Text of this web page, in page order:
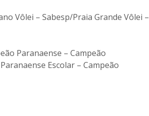
Vôlei – Sabesp/Praia Grande Vôlei –
Paranaense – Campeão
Escolar – Campeão